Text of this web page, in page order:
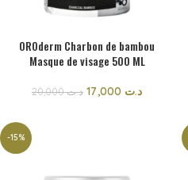
OROderm Charbon de bambou
Masque de visage 500 ML
د.ت20,000 د.ت
-15%